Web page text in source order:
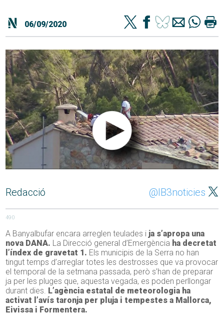
06/09/2020
Redacció @IB3noticies
490
A Banyalbufar encara arreglen teulades i ja s’apropa una
nova DANA. La Direcció general d’Emergència ha decretat
l’índex de gravetat 1. Els municipis de la Serra no han
tingut temps d’arreglar totes les destrosses que va provocar
el temporal de la setmana passada, però s’han de preparar
ja per les pluges que, aquesta vegada, es poden perllongar
durant dies. L’agència estatal de meteorologia ha
activat l’avís taronja per pluja i tempestes a Mallorca,
Eivissa i Formentera.